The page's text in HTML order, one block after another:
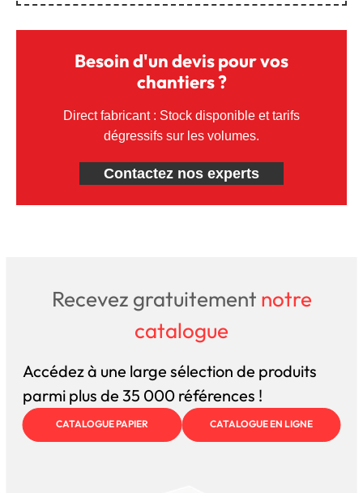
Besoin d'un devis pour vos
chantiers ?
Direct fabricant : Stock disponible et tarifs
dégressifs sur les volumes.
Contactez nos experts
Recevez gratuitement notre
catalogue
Accédez à une large sélection de produits
parmi plus de 35 000 références !
CATALOGUE PAPIER CATALOGUE EN LIGNE